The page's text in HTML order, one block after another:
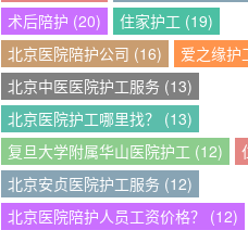
术后陪护 (20)
住家护工 (19)
北京医院陪护公司 (16)
爱之缘护
北京中医医院护工服务 (13)
北京医院护工哪里找？ (13)
复旦大学附属华山医院护工 (12)
北京安贞医院护工服务 (12)
北京医院陪护人员工资价格？ (12)